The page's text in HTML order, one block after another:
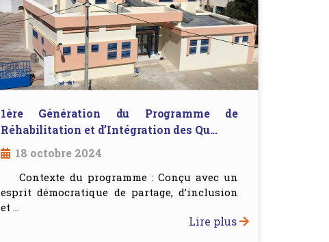
1ère Génération du Programme de
Réhabilitation et d’Intégration des Qu...
18 octobre 2024
Contexte du programme : Conçu avec un
esprit démocratique de partage, d’inclusion
et ...
Lire plus